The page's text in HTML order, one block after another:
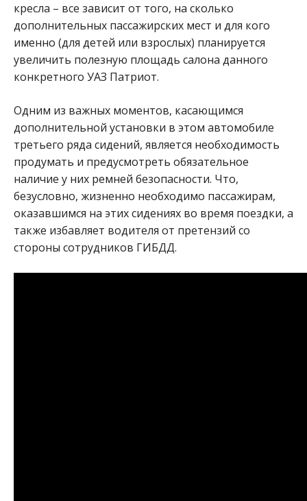
кресла – все зависит от того, на сколько
дополнительных пассажирских мест и для кого
именно (для детей или взрослых) планируется
увеличить полезную площадь салона данного
конкретного УАЗ Патриот.
Одним из важных моментов, касающимся
дополнительной установки в этом автомобиле
третьего ряда сидений, является необходимость
продумать и предусмотреть обязательное
наличие у них ремней безопасности. Что,
безусловно, жизненно необходимо пассажирам,
оказавшимся на этих сидениях во время поездки, а
также избавляет водителя от претензий со
стороны сотрудников ГИБДД.